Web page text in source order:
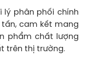
lý phân phối chính
tấn, cam kết mang
phẩm chất lượng
trên thị trường.